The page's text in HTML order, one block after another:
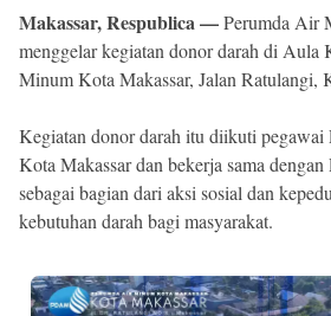
Makassar, Respublica —Perumda Air
menggelar kegiatan donor darah di Aula
Minum Kota Makassar, Jalan Ratulangi,
Kegiatan donor darah itu diikuti
Kota Makassar dan bekerja sama
sebagai bagian dari aksi sosial dan
kebutuhan darah bagi masyarakat.